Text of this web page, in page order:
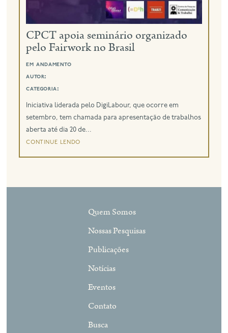
CPCT apoia seminário organizado
pelo Fairwork no Brasil
em andamento
autor:
categoria:
Iniciativa liderada pelo DigiLabour, que ocorre em
setembro, tem chamada para apresentação de trabalhos
aberta até dia 20 de...
continue lendo
Quem Somos
Nossas Pesquisas
Publicações
Notícias
Eventos
Contato
Busca